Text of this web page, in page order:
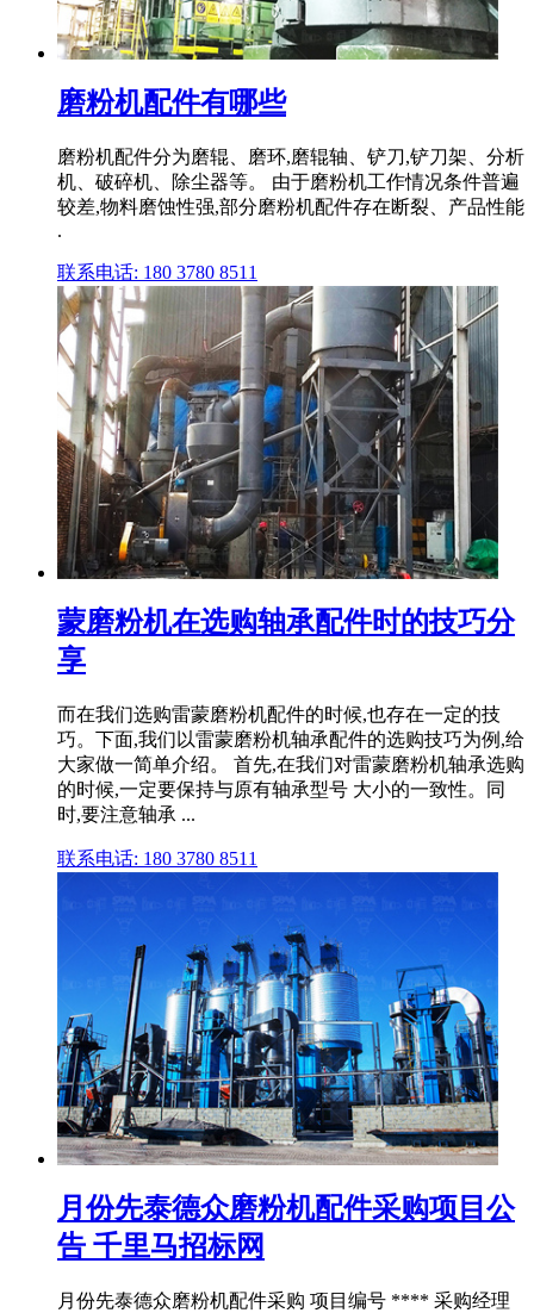
磨粉机配件有哪些
磨粉机配件分为磨辊、磨环,磨辊轴、铲刀,铲刀架、分析
机、破碎机、除尘器等。 由于磨粉机工作情况条件普遍
较差,物料磨蚀性强,部分磨粉机配件存在断裂、产品性能
.
联系电话: 180 3780 8511
蒙磨粉机在选购轴承配件时的技巧分
享
而在我们选购雷蒙磨粉机配件的时候,也存在一定的技
巧。下面,我们以雷蒙磨粉机轴承配件的选购技巧为例,给
大家做一简单介绍。 首先,在我们对雷蒙磨粉机轴承选购
的时候,一定要保持与原有轴承型号 大小的一致性。同
时,要注意轴承 ...
联系电话: 180 3780 8511
月份先泰德众磨粉机配件采购项目公
告 千里马招标网
月份先泰德众磨粉机配件采购 项目编号 **** 采购经理